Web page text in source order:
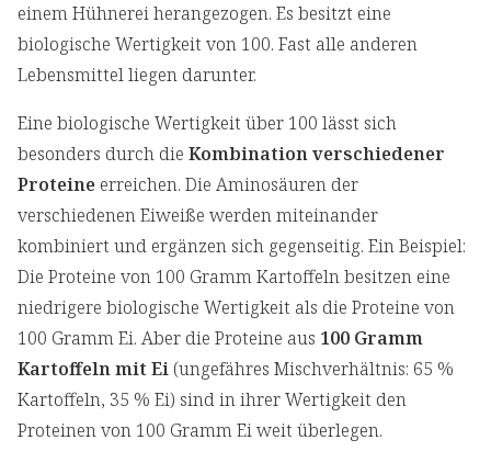
einem Hühnerei herangezogen. Es besitzt eine
biologische Wertigkeit von 100. Fast alle anderen
Lebensmittel liegen darunter.
Eine biologische Wertigkeit über 100 lässt sich
besonders durch die Kombination verschiedener
Proteine erreichen. Die Aminosäuren der
verschiedenen Eiweiße werden miteinander
kombiniert und ergänzen sich gegenseitig. Ein Beispiel:
Die Proteine von 100 Gramm Kartoffeln besitzen eine
niedrigere biologische Wertigkeit als die Proteine von
100 Gramm Ei. Aber die Proteine aus 100 Gramm
Kartoffeln mit Ei (ungefähres Mischverhältnis: 65 %
Kartoffeln, 35 % Ei) sind in ihrer Wertigkeit den
Proteinen von 100 Gramm Ei weit überlegen.